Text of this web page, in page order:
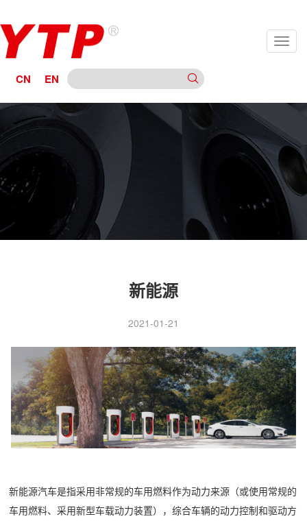
CN EN
新能源
2021-01-21
新能源汽车是指采用非常规的车用燃料作为动力来源（或使用常规的
车用燃料、采用新型车载动力装置），综合车辆的动力控制和驱动方